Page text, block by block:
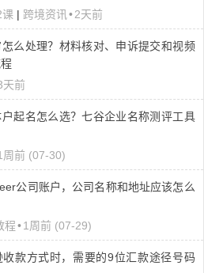
课 | 跨境资讯 •2天前
么处理？材料核对、申诉提交和视频
天前
起名怎么选？七谷企业名称测评工具
周前 (07-30)
公司账户，公司名称和地址应该怎么
程•1周前 (07-29)
收款方式时，需要的9位汇款途径号码